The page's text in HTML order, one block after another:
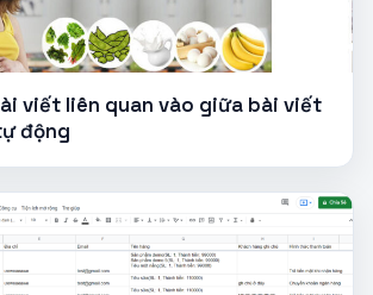
viết liên quan vào giữa bài viết
động